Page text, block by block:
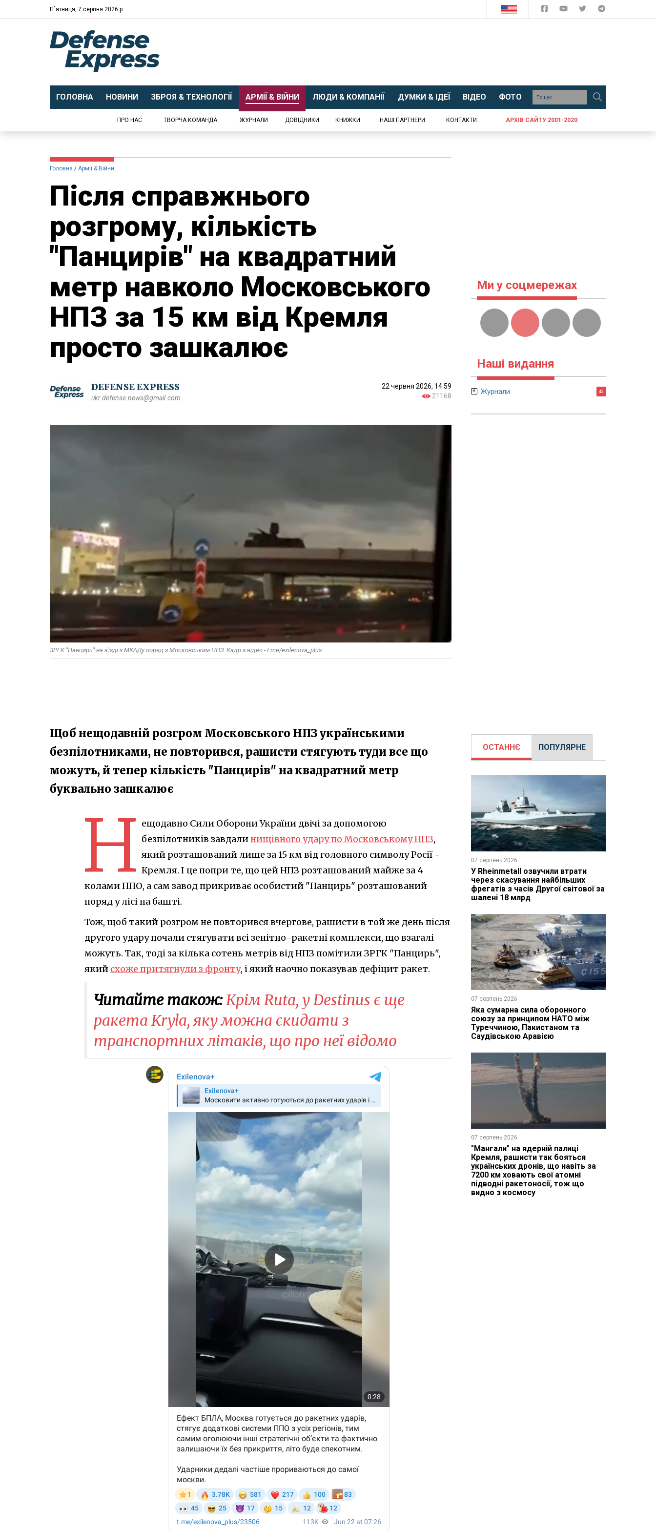
П`ятниця, 7 серпня 2026 р.
ГОЛОВНА НОВИНИ ЗБРОЯ & ТЕХНОЛОГІЇ АРМІЇ & ВІЙНИ ЛЮДИ & КОМПАНІЇ ДУМКИ & ІДЕЇ ВІДЕО ФОТО
ПРО НАС ТВОРЧА КОМАНДА ЖУРНАЛИ ДОВІДНИКИ КНИЖКИ НАШІ ПАРТНЕРИ КОНТАКТИ АРХІВ САЙТУ 2001-2020
Головна Армії & Війни
Після справжнього
розгрому, кількість
"Панцирів" на квадратний
метр навколо Московського
НПЗ за 15 км від Кремля
просто зашкалює
DEFENSE EXPRESS
ukr.defense.news@gmail.com
22 червня 2026, 14:59
21168
ЗРГК "Панцирь" на з'їзді з МКАДу поряд з Московським НПЗ. Кадр з відео - t.me/exilenova_plus
Щоб нещодавній розгром Московського НПЗ українськими
безпілотниками, не повторився, рашисти стягують туди все що
можуть, й тепер кількість "Панцирів" на квадратний метр
буквально зашкалює
Н ещодавно Сили Оборони України двічі за допомогою
безпілотників завдалинищівного удару по Московському НПЗ,
який розташований лише за 15 км від головного символу Росії -
Кремля. І це попри те, що цей НПЗ розташований майже за 4
колами ППО, а сам завод прикриває особистий "Панцирь" розташований
поряд у лісі на башті.
Тож, щоб такий розгром не повторився вчергове, рашисти в той же день після
другого удару почали стягувати всі зенітно-ракетні комплекси, що взагалі
можуть. Так, тоді за кілька сотень метрів від НПЗ помітили ЗРГК "Панцирь",
який схоже притягнули з фронту, і який наочно показував дефіцит ракет.
Читайте також:Крім Ruta, у Destinus є ще
ракета Kryla, яку можна скидати з
транспортних літаків, що про неї відомо
Ми у соцмережах
Наші видання
Журнали 42
ОСТАННЄ ПОПУЛЯРНЕ
07 серпень 2026
У Rheinmetall озвучили втрати
через скасування найбільших
фрегатів з часів Другої світової за
шалені 18 млрд
07 серпень 2026
Яка сумарна сила оборонного
союзу за принципом НАТО між
Туреччиною, Пакистаном та
Саудівською Аравією
07 серпень 2026
"Мангали" на ядерній палиці
Кремля, рашисти так бояться
українських дронів, що навіть за
7200 км ховають свої атомні
підводні ракетоносії, тож що
видно з космосу